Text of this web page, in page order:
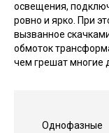
освещения,
ровно и ярко. При
вызванное
обмоток
чем грешат многие